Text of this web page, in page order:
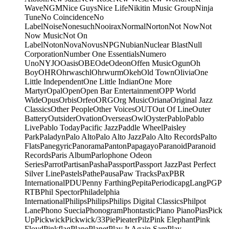
WaveNGMNice GuysNice LifeNikitin Music GroupNinja
TuneNo CoincidenceNo
LabelNoiseNonesuchNooiraxNormalNortonNot NowNot
Now MusicNot On
LabelNotonNovaNovusNPGNubianNuclear BlastNull
CorporationNumber One EssentialsNumero
UnoNYJOOasisOBEOdeOdeonOffen MusicOgunOh
BoyOHROhrwaschlOhrwurmOkehOld TownOliviaOne
Little IndependentOne Little IndianOne More
MartyrOpalOpenOpen Bar EntertainmentOPP World
WideOpusOrbisOrfeoORGOrg MusicOrianaOriginal Jazz
ClassicsOther PeopleOther VoicesOUTOut Of LineOuter
BatteryOutsiderOvationOverseasOwlOysterPabloPablo
LivePablo TodayPacific JazzPaddle WheelPaisley
ParkPaladynPalo AltoPalo Alto JazzPalo Alto RecordsPalto
FlatsPanegyricPanoramaPantonPapagayoParanoidParanoid
RecordsParis AlbumParlophone Odeon
SeriesParrotPartisanPashaPassportPassport JazzPast Perfect
Silver LinePastelsPathePausaPaw TracksPaxPBR
InternationalPDUPenny FarthingPepitaPeriodicapgLangPGP
RTBPhil SpectorPhiladelphia
InternationalPhilipsPhilipsPhilips Digital ClassicsPhilpot
LanePhono SueciaPhonogramPhontasticPiano PianoPiasPick
UpPickwickPickwick/33PiePieaterPilzPink ElephantPink